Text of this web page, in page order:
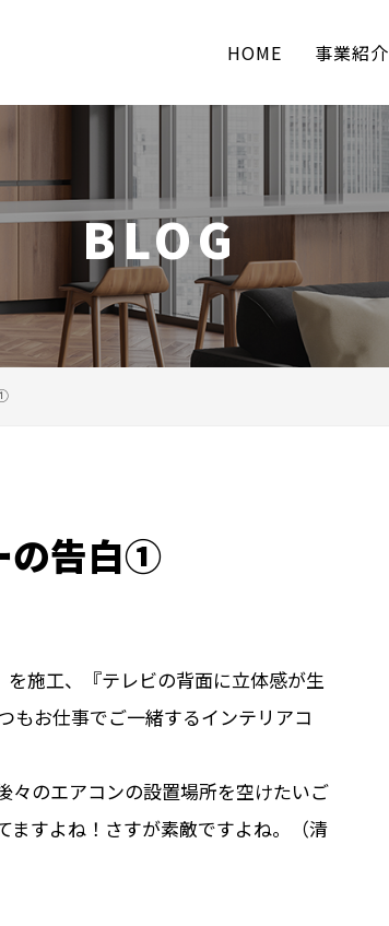
HOME 事業紹介
BLOG
の告白①
施工、『テレビの背面に立体感が生
もお仕事でご一緒するインテリアコ
々のエアコンの設置場所を空けたいご
ますよね！さすが素敵ですよね。（清